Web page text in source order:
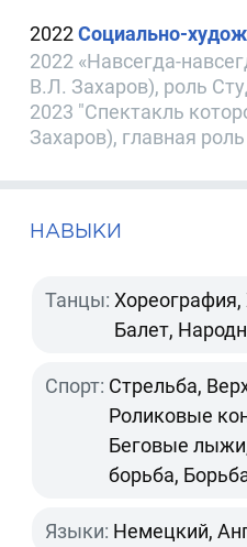
2022Социально-
2022 «Навсегда-
В.Л. Захаров), роль
2023 "Спектакль
Захаров), главная роль
НАВЫКИ
Танцы: Хореография,
Балет,
Спорт: Стрельба,
Роликовые
Беговые
борьба,
Языки: Немецкий,